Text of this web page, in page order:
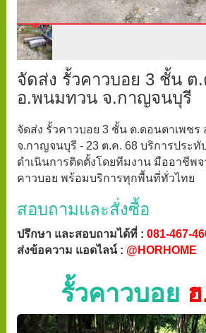
จัดส่ง รั้วคาวบอย 3 ชั้น ต
อ.พนมทวน จ.กาญจนบุรี
จัดส่ง รั้วคาวบอย 3 ชั้น ต.ดอนตาเพช
จ.กาญจนบุรี - 23 ต.ค. 68 บริการประทับ
ดำเนินการติดตั้งโดยทีมงาน มืออาชีพจ
คาวบอย พร้อมบริการทุกพื้นที่ทั่วไทย
สอบถามและสั่งซื้อ
ปรึกษา และสอบถามได้ที่ : 081-467-
ส่งข้อความ แอดไลน์ : @HORHOME
รั้วคาวบอย